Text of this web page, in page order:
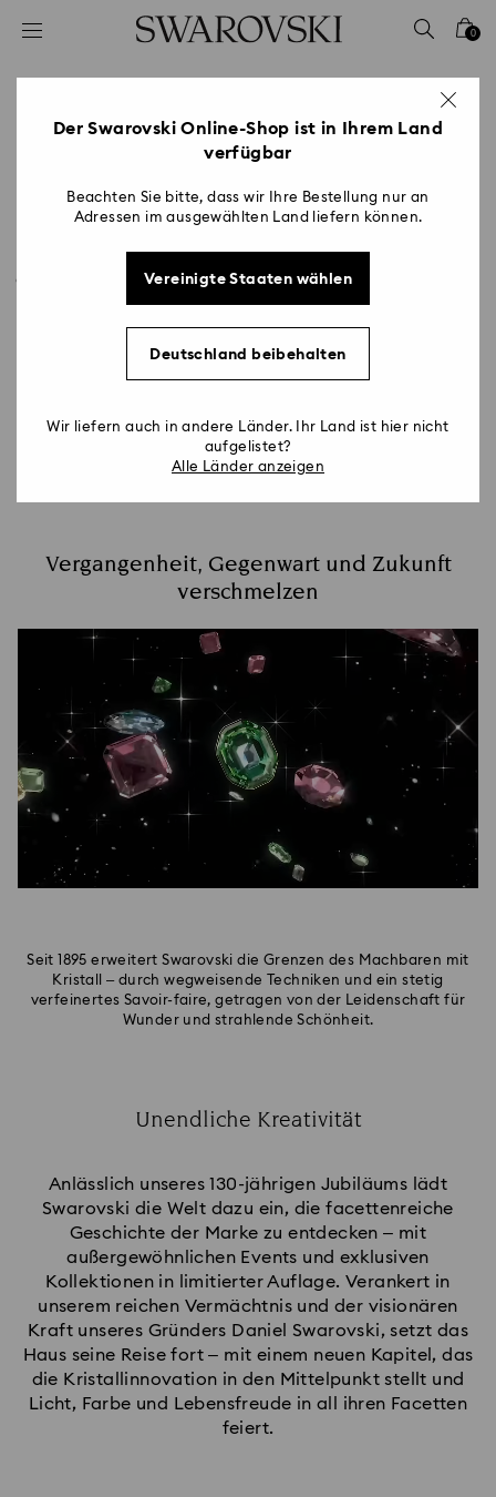
Liste Tastaturkürzel
2 - Footer
0
130 Jahre voller Freude
Title:
Anlässlich unseres 130-jährigen Jubiläums wurde ein
feierliches Logo gestaltet – als visuelles Symbol für
die Freude, die unsere Vergangenheit, Gegenwart und
Zukunft miteinander verbindet. Das Jubiläumslogo
„130 Years of Joy“ mit unserem Emblem, dem
Swarovski Schwan, ist eine Hommage an die Eleganz
der Saison und die Opulenz unseres österreichischen
Schönheit und festliches Licht aus.
Vergangenheit, Gegenwart und Zukunft
verschmelzen
Seit 1895 erweitert Swarovski die Grenzen des Machbaren mit
Kristall – durch wegweisende Techniken und ein stetig
verfeinertes Savoir-faire, getragen von der Leidenschaft für
Wunder und strahlende Schönheit.
Unendliche Kreativität
Anlässlich unseres 130-jährigen Jubiläums lädt
Swarovski die Welt dazu ein, die facettenreiche
Geschichte der Marke zu entdecken – mit
außergewöhnlichen Events und exklusiven
Kollektionen in limitierter Auflage. Verankert in
unserem reichen Vermächtnis und der visionären
Kraft unseres Gründers Daniel Swarovski, setzt das
Haus seine Reise fort – mit einem neuen Kapitel, das
die Kristallinnovation in den Mittelpunkt stellt und
Licht, Farbe und Lebensfreude in all ihren Facetten
feiert.
Der Swarovski Online-Shop ist in Ihrem Land
verfügbar
Beachten Sie bitte, dass wir Ihre Bestellung nur an
Adressen im ausgewählten Land liefern können.
Vereinigte Staaten wählen
Deutschland beibehalten
Wir liefern auch in andere Länder. Ihr Land ist hier nicht
aufgelistet?
Alle Länder anzeigen